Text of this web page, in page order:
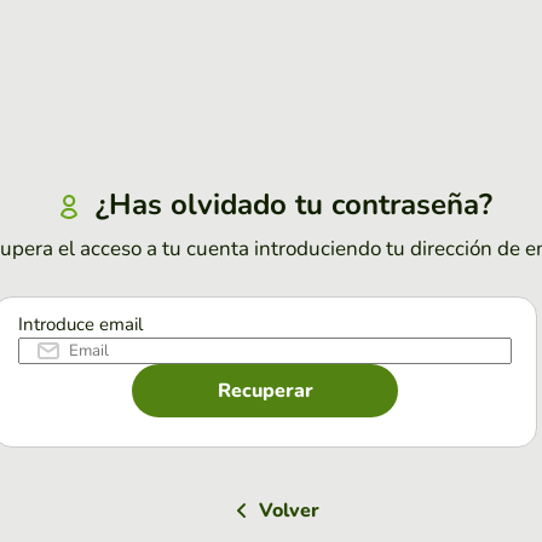
¿Has olvidado tu contraseña?
el acceso a tu cuenta introduciendo tu dirección de
Introduce email
Recuperar
Volver